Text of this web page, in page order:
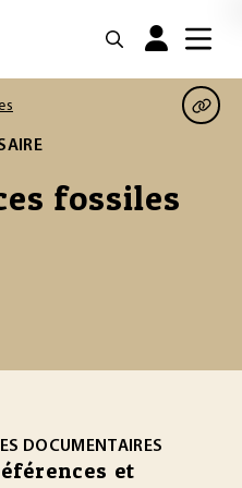
fossiles
DOCUMENTAIRES
et